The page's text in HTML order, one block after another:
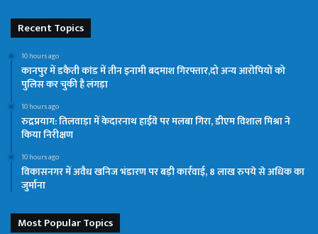
Recent Topics
10 hours ago
कानपुर में डकैती कांड में तीन इनामी बदमाश गिरफ्तार,दो अन्य आरोपियों को
पुलिस कर चुकी है लंगड़ा
10 hours ago
रुद्रप्रयाग: तिलवाड़ा में केदारनाथ हाईवे पर मलबा गिरा, डीएम विशाल मिश्रा ने
किया निरीक्षण
10 hours ago
विकासनगर में अवैध खनिज भंडारण पर बड़ी कार्रवाई, 8 लाख रुपये से अधिक का
जुर्माना
Most Popular Topics